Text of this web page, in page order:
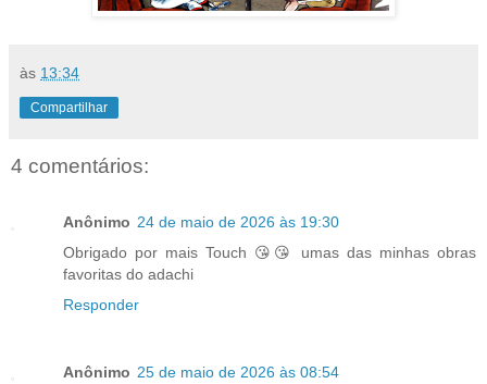
às 13:34
Compartilhar
4 comentários:
Anônimo 24 de maio de 2026 às 19:30
Obrigado por mais Touch 😘😘 umas das minhas obras
favoritas do adachi
Responder
Anônimo 25 de maio de 2026 às 08:54